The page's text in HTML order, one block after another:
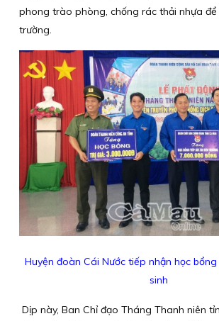
phong trào phòng, chống rác thải nhựa
trường.
Huyện đoàn Cái Nước tiếp nhận học
sinh
Dịp này, Ban Chỉ đạo Tháng Thanh niên